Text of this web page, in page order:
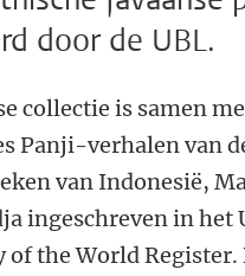
door de UBL.
collectie is samen
Panji-verhalen van
van Indonesië,
ingeschreven in het
of the World Register.